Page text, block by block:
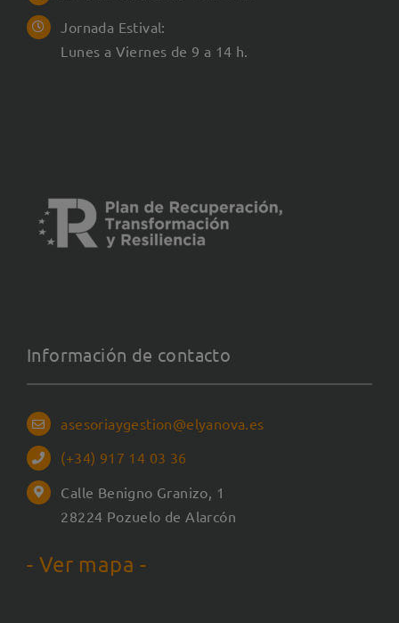
Jornada Estival:
Lunes a Viernes de 9 a 14 h.
Información de contacto
asesoriaygestion@elyanova.es
(+34) 917 14 03 36
Calle Benigno Granizo, 1
28224 Pozuelo de Alarcón
- Ver mapa -